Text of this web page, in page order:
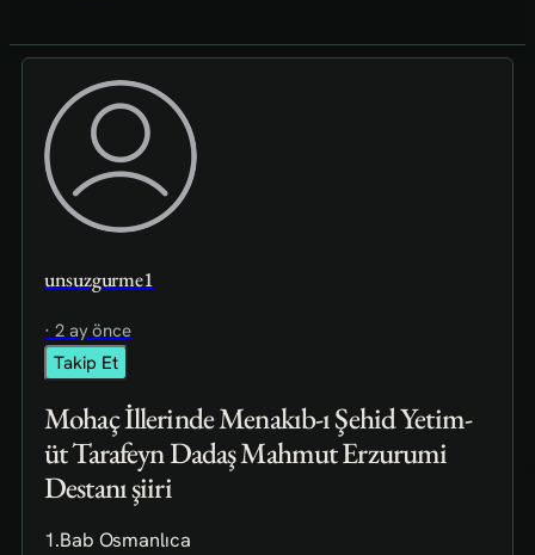
unsuzgurme1
· 2 ay önce
Takip Et
Mohaç İllerinde Menakıb-ı Şehid Yetim-
üt Tarafeyn Dadaş Mahmut Erzurumi
Destanı şiiri
1.Bab Osmanlıca